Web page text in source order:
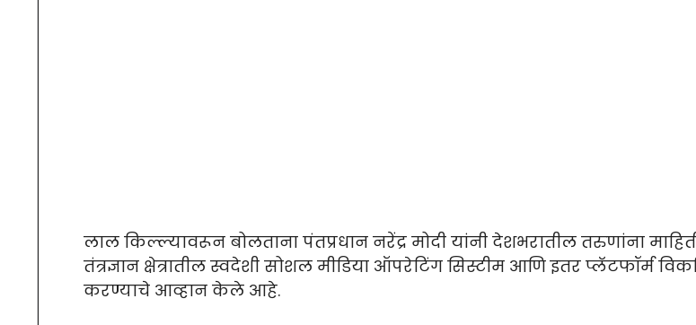
लाल किल्ल्यावरून बोलताना पंतप्रधान नरेंद्र मोदी यांनी देशभरातील तरुणांना
तंत्रज्ञान क्षेत्रातील स्वदेशी सोशल मीडिया ऑपरेटिंग सिस्टीम आणि इतर प्लॅटफॉर्म
करण्याचे आव्हान केले आहे.